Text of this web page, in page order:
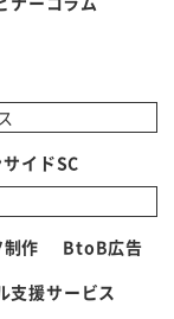
イドSC
作
BtoB広告
支援サービス